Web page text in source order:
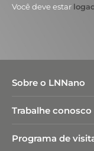
Você deve estar
Sobre o LNNano
Trabalhe conosco
Programa de